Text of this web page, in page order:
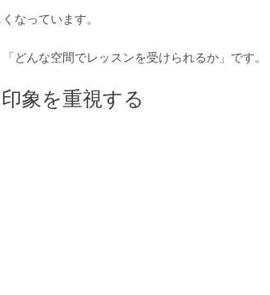
なっています。
どんな空間でレッスンを受けられるか」です。
象を重視する